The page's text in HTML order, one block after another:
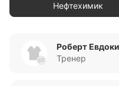
Нефтехимик
Роберт
Тренер